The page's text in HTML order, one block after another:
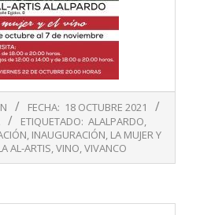
FECHA: 18 OCTUBRE 2021
ETIQUETADO: ALALPARDO,
, INAUGURACIÓN, LA MUJER Y
AL-ARTIS,VINO,VIVANCO